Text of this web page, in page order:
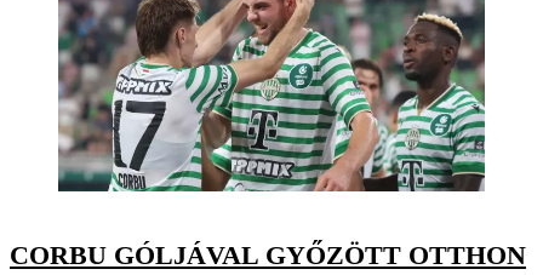
CORBU GÓLJÁVAL GYŐZÖTT OTTHON